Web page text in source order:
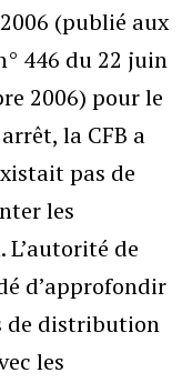
(publié aux
446 du 22 juin
2006) pour le
la CFB a
pas de
les
de
d’approfondir
de distribution
les